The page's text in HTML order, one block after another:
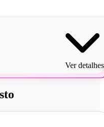
Ver detalhes